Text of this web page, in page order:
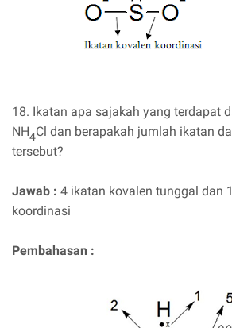
18. Ikatan apa sajakah yang terdapat
NH4Cl dan berapakah jumlah ikatan
tersebut?
Jawab : 4 ikatan kovalen tunggal dan
koordinasi
Pembahasan :